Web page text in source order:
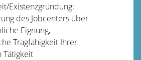
Existenzgründung:
des Jobcenters über
Eignung,
Tragfähigkeit Ihrer
Tätigkeit